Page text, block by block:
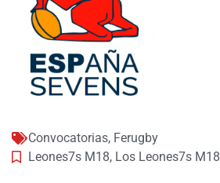
Convocatorias, Ferugby
Leones7s M18, Los Leones7s M18